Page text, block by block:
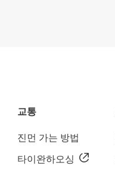
교통
진먼 가는 방법
타이완하오싱